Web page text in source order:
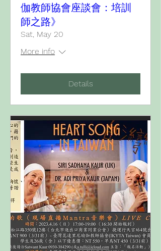
伽教師協會座談會：培訓
師之路》
Sat, May 20
More info
Details